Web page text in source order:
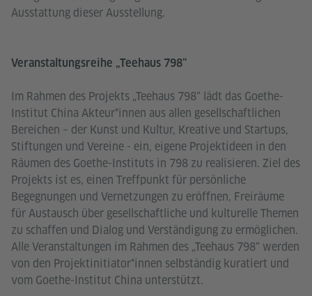
Ausstattung dieser Ausstellung.
Veranstaltungsreihe „Teehaus 798“
Im Rahmen des Projekts „Teehaus 798“ lädt das Goethe-
Institut China Akteur*innen aus allen gesellschaftlichen
Bereichen – der Kunst und Kultur, Kreative und Startups,
Stiftungen und Vereine - ein, eigene Projektideen in den
Räumen des Goethe-Instituts in 798 zu realisieren. Ziel des
Projekts ist es, einen Treffpunkt für persönliche
Begegnungen und Vernetzungen zu eröffnen, Freiräume
für Austausch über gesellschaftliche und kulturelle Themen
zu schaffen und Dialog und Verständigung zu ermöglichen.
Alle Veranstaltungen im Rahmen des „Teehaus 798“ werden
von den Projektinitiator*innen selbständig kuratiert und
vom Goethe-Institut China unterstützt.